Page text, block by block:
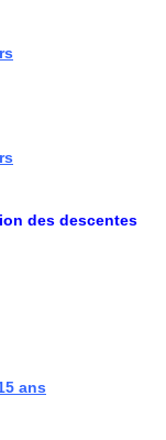
des descentes
ans